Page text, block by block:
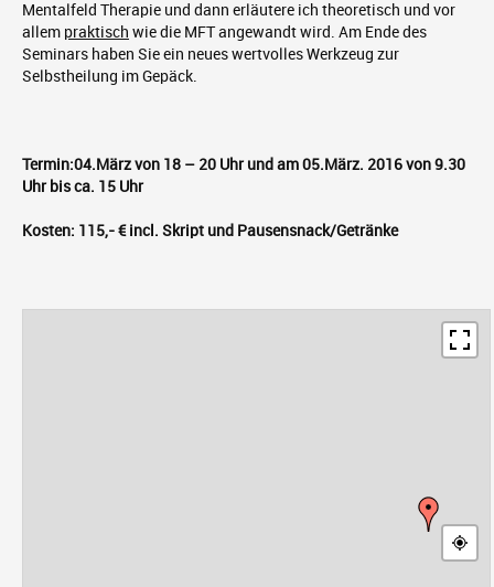
Mentalfeld Therapie und dann erläutere ich theoretisch und vor
allem praktisch wie die MFT angewandt wird. Am Ende des
Seminars haben Sie ein neues wertvolles Werkzeug zur
Selbstheilung im Gepäck.
Termin:04.März von 18 – 20 Uhr und am 05.März. 2016 von 9.30
Uhr bis ca. 15 Uhr
Kosten: 115,- € incl. Skript und Pausensnack/Getränke